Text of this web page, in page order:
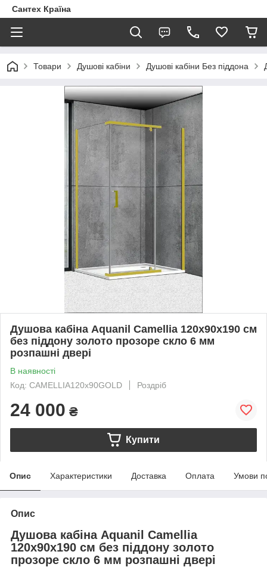
Сантех Країна
Товари Душові кабіни Душові кабіни Без піддона
Душова кабіна Aquanil Camellia 120х90х190 см
без піддону золото прозоре скло 6 мм
розпашні двері
В наявності
Код: CAMELLIA120x90GOLD
Роздріб
24 000 ₴
Купити
Опис Характеристики Доставка Оплата Умови
Опис
Душова кабіна Aquanil Camellia
120х90х190 см без піддону золото
прозоре скло 6 мм розпашні двері